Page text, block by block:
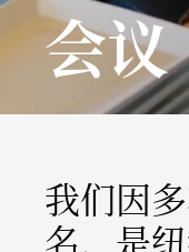
会议
我们因
名，是